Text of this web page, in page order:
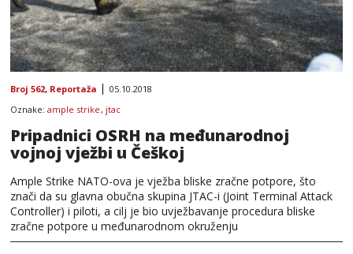
Broj 562, Reportaža
05.10.2018
Oznake: ample strike , jtac
Pripadnici OSRH na međunarodnoj
vojnoj vježbi u Češkoj
Ample Strike NATO-ova je vježba bliske zračne potpore, što
znači da su glavna obučna skupina JTAC-i (Joint Terminal Attack
Controller) i piloti, a cilj je bio uvježbavanje procedura bliske
zračne potpore u međunarodnom okruženju